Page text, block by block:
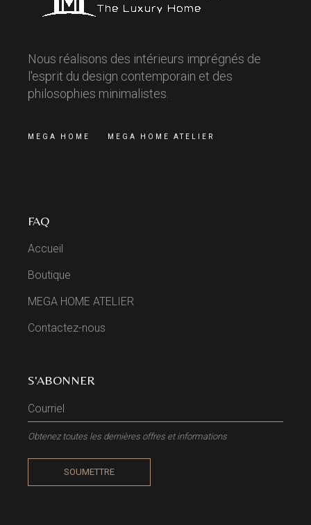
Nous réalisons des intérieurs imprégnés de
l'esprit du design contemporain et des
philosophies minimalistes.
MEGA HOME MEGA HOME ATELIER
FAQ
Accueil
Boutique
MEGA HOME ATELIER
Contactez-nous
S'ABONNER
Obtenez toutes les dernières offres et informations
SOUMETTRE